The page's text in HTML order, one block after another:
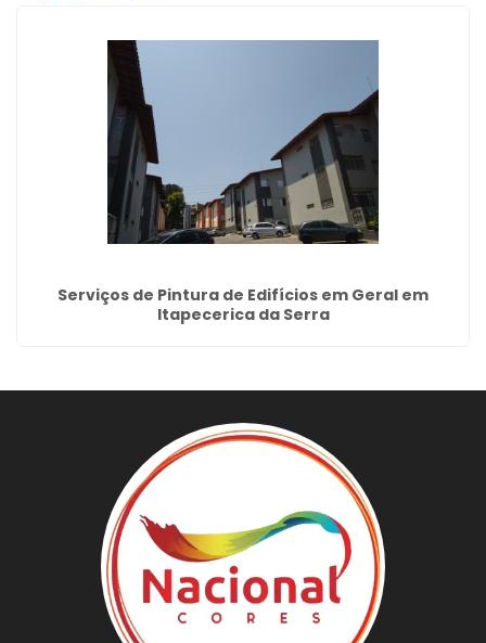
Serviços de Pintura de Edifícios em Geral em
Itapecerica da Serra